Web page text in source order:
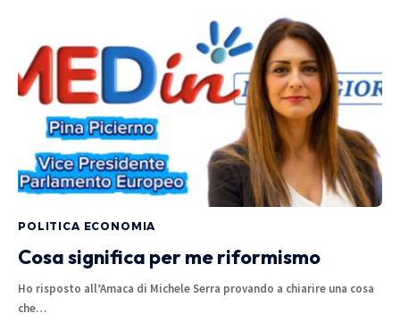
POLITICA ECONOMIA
Cosa significa per me riformismo
Ho risposto all’Amaca di Michele Serra provando a chiarire una cosa
che…